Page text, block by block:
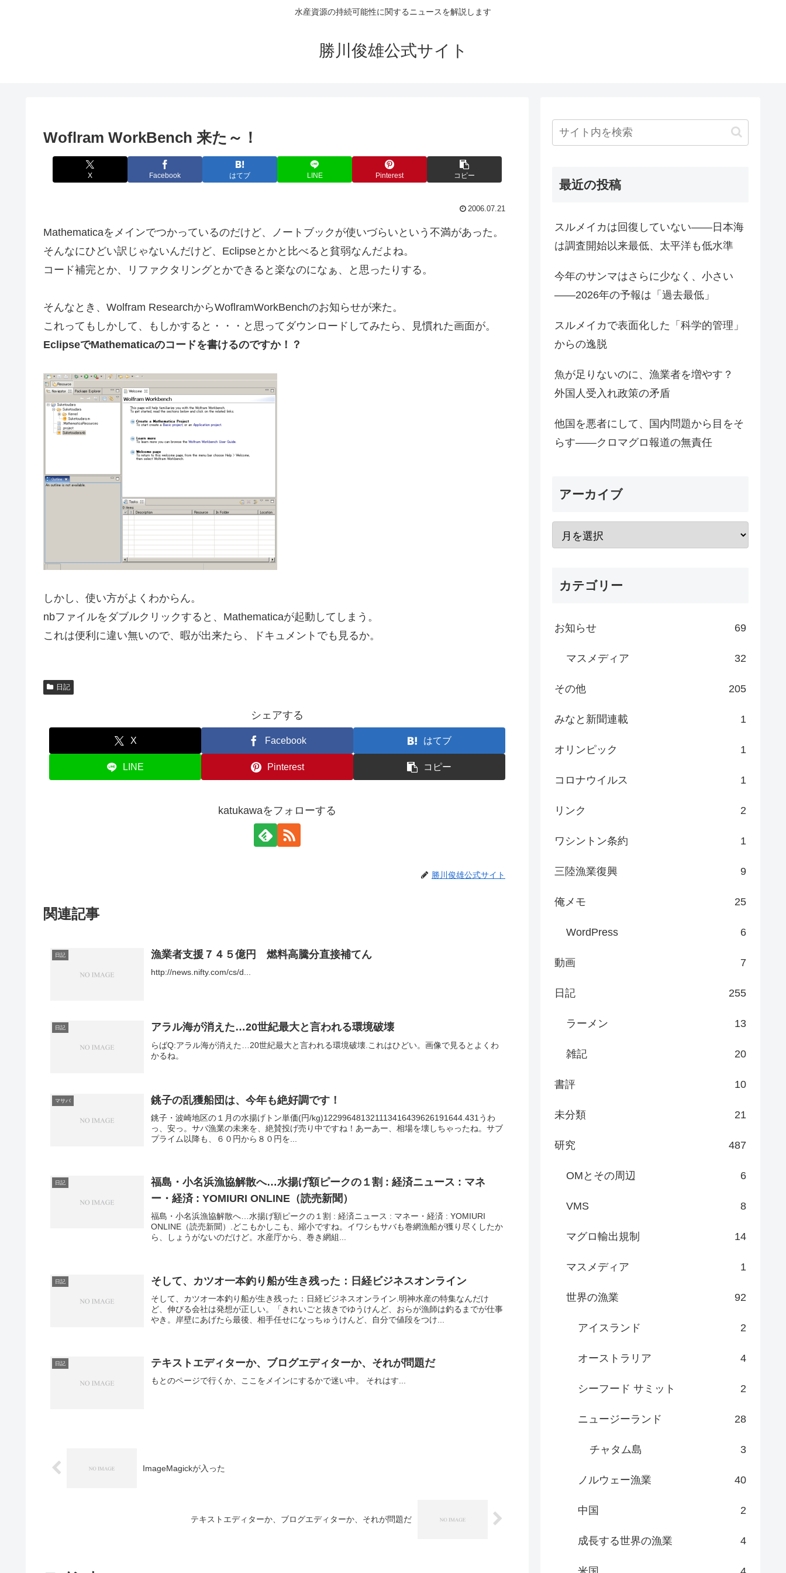
水産資源の持続可能性に関するニュースを解説します
勝川俊雄公式サイト
Woflram WorkBench 来た～！
X Facebook はてブ LINE Pinterest コピー
2006.07.21
Mathematicaをメインでつかっているのだけど、ノートブックが使いづらいという不満があった。
そんなにひどい訳じゃないんだけど、Eclipseとかと比べると貧弱なんだよね。
コード補完とか、リファクタリングとかできると楽なのになぁ、と思ったりする。
そんなとき、Wolfram ResearchからWoflramWorkBenchのお知らせが来た。
これってもしかして、もしかすると・・・と思ってダウンロードしてみたら、見慣れた画面が。
EclipseでMathematicaのコードを書けるのですか！？
しかし、使い方がよくわからん。
nbファイルをダブルクリックすると、Mathematicaが起動してしまう。
これは便利に違い無いので、暇が出来たら、ドキュメントでも見るか。
日記
シェアする
X Facebook はてブ
LINE Pinterest コピー
katukawaをフォローする
勝川俊雄公式サイト
関連記事
日記 漁業者支援７４５億円 燃料高騰分直接補てん
http://news.nifty.com/cs/d...
日記 アラル海が消えた…20世紀最大と言われる環境破壊
らばQ:アラル海が消えた…20世紀最大と言われる環境破壊.これはひどい。画像で見るとよくわ
かるね。
マサバ 銚子の乱獲船団は、今年も絶好調です！
銚子・波崎地区の１月の水揚げトン単価(円/kg)122996481321113416439626191644.431うわ
っ、安っ。サバ漁業の未来を、絶賛投げ売り中ですね！あーあー、相場を壊しちゃったね。サブ
プライム以降も、６０円から８０円を...
日記
福島・小名浜漁協解散へ…水揚げ額ピークの１割 : 経済ニュース : マネ
ー・経済 : YOMIURI ONLINE（読売新聞）
福島・小名浜漁協解散へ…水揚げ額ピークの１割 : 経済ニュース : マネー・経済 : YOMIURI
ONLINE（読売新聞）.どこもかしこも、縮小ですね。イワシもサバも巻網漁船が獲り尽くしたか
ら、しょうがないのだけど。水産庁から、巻き網組...
日記 そして、カツオ一本釣り船が生き残った：日経ビジネスオンライン
そして、カツオ一本釣り船が生き残った：日経ビジネスオンライン.明神水産の特集なんだけ
ど、伸びる会社は発想が正しい。「きれいごと抜きでゆうけんど、おらが漁師は釣るまでが仕事
やき。岸壁にあげたら最後、相手任せになっちゅうけんど、自分で値段をつけ...
日記 テキストエディターか、ブログエディターか、それが問題だ
もとのページで行くか、ここをメインにするかで迷い中。 それはす...
ImageMagickが入った
テキストエディターか、ブログエディターか、それが問題だ
最近の投稿
スルメイカは回復していない――日本海
は調査開始以来最低、太平洋も低水準
今年のサンマはさらに少なく、小さい
――2026年の予報は「過去最低」
スルメイカで表面化した「科学的管理」
からの逸脱
魚が足りないのに、漁業者を増やす？
外国人受入れ政策の矛盾
他国を悪者にして、国内問題から目をそ
らす――クロマグロ報道の無責任
アーカイブ
カテゴリー
お知らせ 69
マスメディア 32
その他 205
みなと新聞連載 1
オリンピック 1
コロナウイルス 1
リンク 2
ワシントン条約 1
三陸漁業復興 9
俺メモ 25
WordPress 6
動画 7
日記 255
ラーメン 13
雑記 20
書評 10
未分類 21
研究 487
OMとその周辺 6
VMS 8
マグロ輸出規制 14
マスメディア 1
世界の漁業 92
アイスランド 2
オーストラリア 4
シーフード サミット 2
ニュージーランド 28
チャタム島 3
ノルウェー漁業 40
中国 2
成長する世界の漁業 4